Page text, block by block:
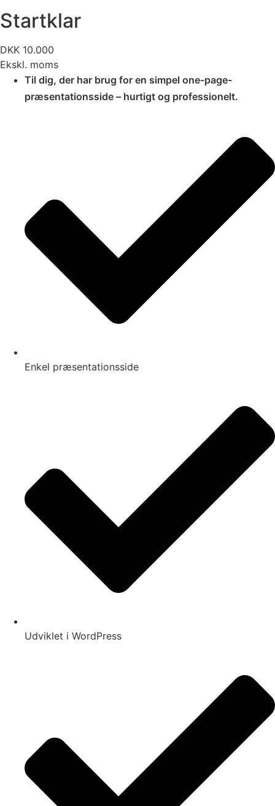
Startklar
DKK 10.000
Ekskl. moms
Til dig, der har brug for en simpel one-page-
præsentationsside – hurtigt og professionelt.
Enkel præsentationsside
Udviklet i WordPress